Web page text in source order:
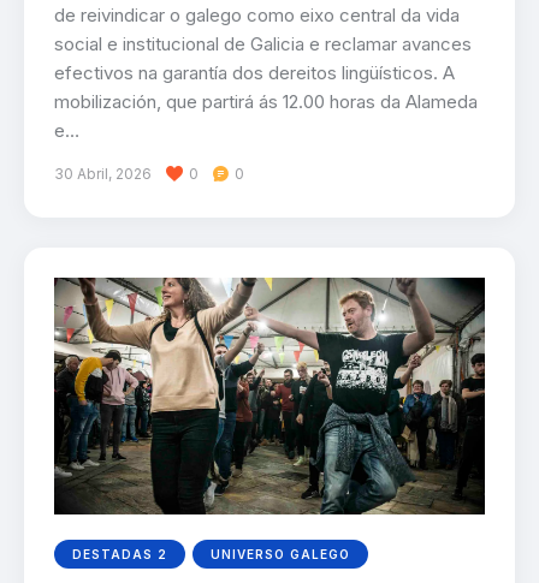
de reivindicar o galego como eixo central da vida
social e institucional de Galicia e reclamar avances
efectivos na garantía dos dereitos lingüísticos. A
mobilización, que partirá ás 12.00 horas da Alameda
e…
30 Abril, 2026 0 0
DESTADAS 2 UNIVERSO GALEGO